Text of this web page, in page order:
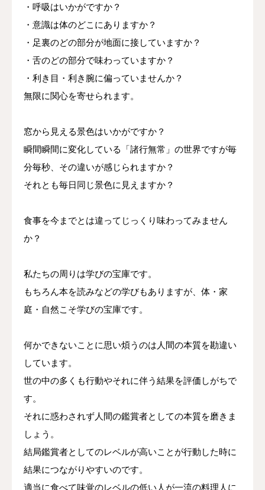
・呼吸はいかがですか？
・意識は体のどこにありますか？
・足裏のどの部分が地面に接していますか？
・舌のどの部分で味わっていますか？
・利き目・利き腕に偏っていませんか？
無限に関心を寄せられます。
窓から見える景色はいかがですか？
瞬間瞬間に変化している「諸行無常」の世界ですが毎
分毎秒、その違いが感じられますか？
それとも毎日同じ景色に見えますか？
食事を今までとは違ってじっくり味わってみません
か？
私たちの周りは学びの宝庫です。
もちろん本を読みなどの学びもありますが、体・家
庭・自然こそ学びの宝庫です。
何かできないことに思い煩うのは人間の本質を勘違い
しています。
世の中の多くも行動やそれに伴う結果を評価しがちで
す。
それに惑わされず人間の鑑賞者としての本質を磨きま
しょう。
結局鑑賞者としてのレベルが高いことが行動した時に
結果につながりやすいのです。
適当に食べて味覚のレベルの低い人が一流の料理人に